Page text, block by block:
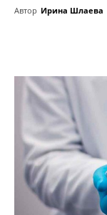
Автор Ирина Шлаева